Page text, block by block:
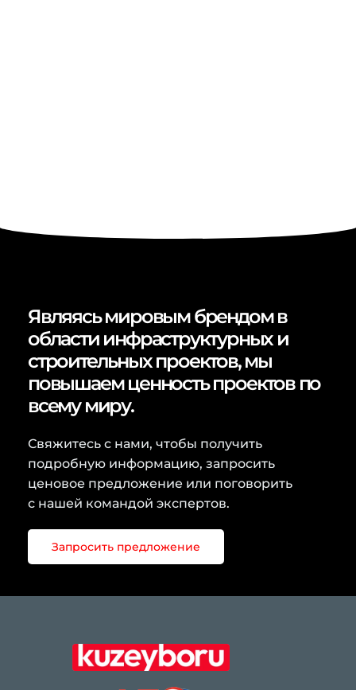
Являясь мировым брендом в
области инфраструктурных и
строительных проектов, мы
повышаем ценность проектов по
всему миру.
Свяжитесь с нами, чтобы получить
подробную информацию, запросить
ценовое предложение или поговорить
с нашей командой экспертов.
Запросить предложение